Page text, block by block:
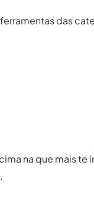
das
na que mais